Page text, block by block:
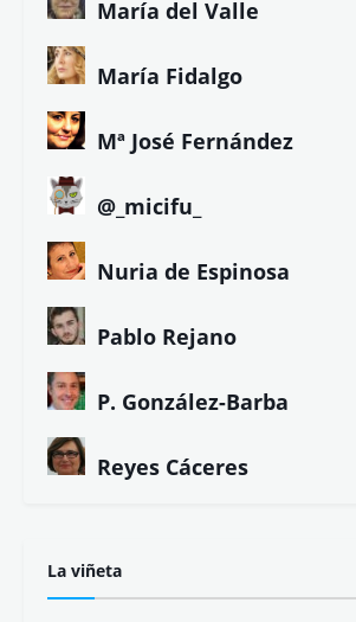
María del Valle
María Fidalgo
Mª José Fernández
@_micifu_
Nuria de Espinosa
Pablo Rejano
P. González-Barba
Reyes Cáceres
La viñeta